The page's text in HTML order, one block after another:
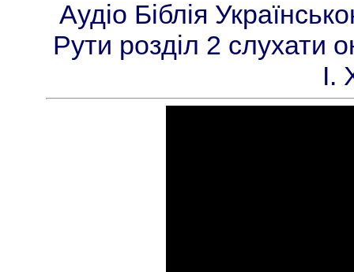
Аудіо Біблія
Рути розділ 2 слухати
І.